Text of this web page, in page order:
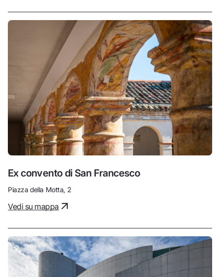
Ex convento di San Francesco
Piazza della Motta, 2
Vedi su mappa